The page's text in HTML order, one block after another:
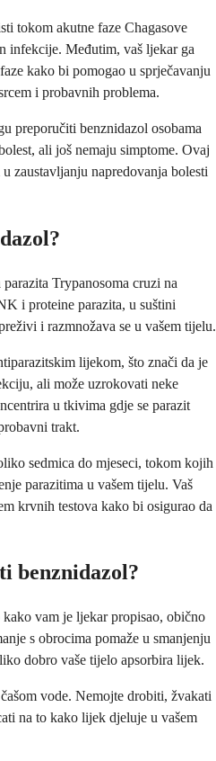
tokom akutne faze Chagasove
infekcije. Međutim, vaš ljekar ga
kako bi pomogao u sprječavanju
i probavnih problema.
preporučiti benznidazol osobama
ali još nemaju simptome. Ovaj
zaustavljanju napredovanja bolesti
Trypanosoma cruzi na
i proteine parazita, u suštini
i razmnožava se u vašem tijelu.
lijekom, što znači da je
ali može uzrokovati neke
u tkivima gdje se parazit
trakt.
sedmica do mjeseci, tokom kojih
parazitima u vašem tijelu. Vaš
krvnih testova kako bi osigurao da
benznidazol?
vam je ljekar propisao, obično
s obrocima pomaže u smanjenju
dobro vaše tijelo apsorbira lijek.
vode. Nemojte drobiti, žvakati
na to kako lijek djeluje u vašem